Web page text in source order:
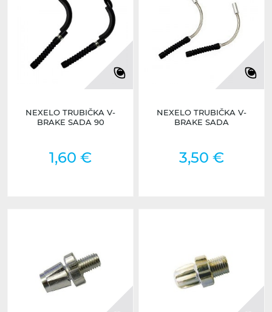
NEXELO TRUBIČKA V-
BRAKE SADA 90
1,60 €
NEXELO TRUBIČKA V-
BRAKE SADA
3,50 €